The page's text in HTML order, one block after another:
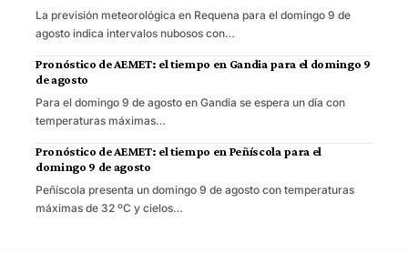
La previsión meteorológica en Requena para el domingo 9 de
agosto indica intervalos nubosos con…
Pronóstico de AEMET: el tiempo en Gandia para el domingo 9
de agosto
Para el domingo 9 de agosto en Gandia se espera un día con
temperaturas máximas…
Pronóstico de AEMET: el tiempo en Peñíscola para el
domingo 9 de agosto
Peñíscola presenta un domingo 9 de agosto con temperaturas
máximas de 32 ºC y cielos…